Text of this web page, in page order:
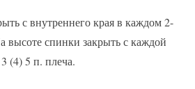
с внутреннего края в каждом 2-
высоте спинки закрыть с каждой
(4) 5 п. плеча.